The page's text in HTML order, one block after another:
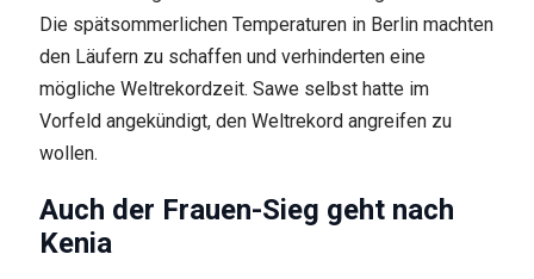
Die spätsommerlichen Temperaturen in Berlin machten
den Läufern zu schaffen und verhinderten eine
mögliche Weltrekordzeit. Sawe selbst hatte im
Vorfeld angekündigt, den Weltrekord angreifen zu
wollen.
Auch der Frauen-Sieg geht nach
Kenia